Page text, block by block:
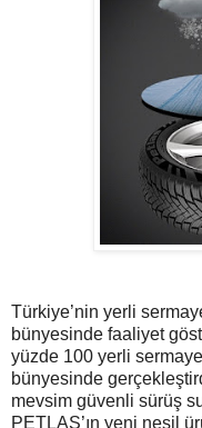
Türkiye’nin yerli
bünyesinde faaliyet
yüzde 100 yerli
bünyesinde
mevsim güvenli sürüş
PETLAS’ın yeni nesil